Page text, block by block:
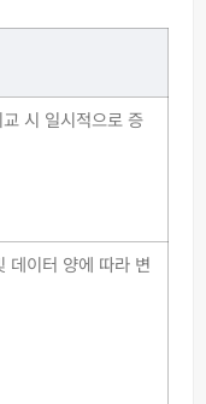
시 일시적으로 증
이터 양에 따라 변